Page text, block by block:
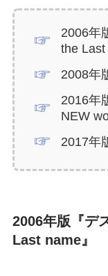
2006年
the Last
2008年
2016年
NEW
2017年
2006年版『デ
Last name』